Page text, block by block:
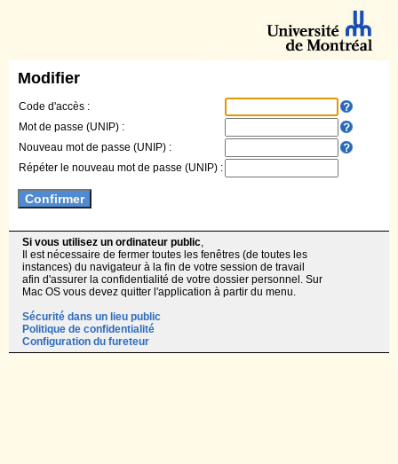
Modifier
Code d'accès :
Mot de passe (UNIP) :
Nouveau mot de passe (UNIP) :
Répéter le nouveau mot de passe (UNIP) :
Si vous utilisez un ordinateur public,
Il est nécessaire de fermer toutes les fenêtres (de toutes les
instances) du navigateur à la fin de votre session de travail
afin d'assurer la confidentialité de votre dossier personnel. Sur
Mac OS vous devez quitter l'application à partir du menu.
Sécurité dans un lieu public
Politique de confidentialité
Configuration du fureteur